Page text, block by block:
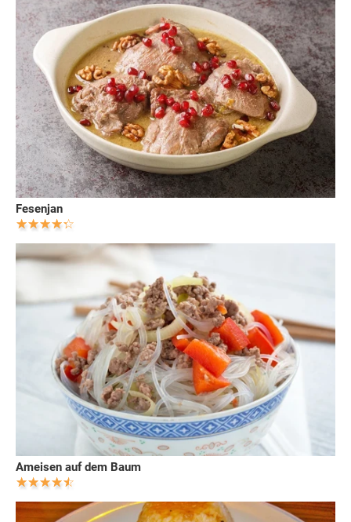
Fesenjan
Ameisen auf dem Baum